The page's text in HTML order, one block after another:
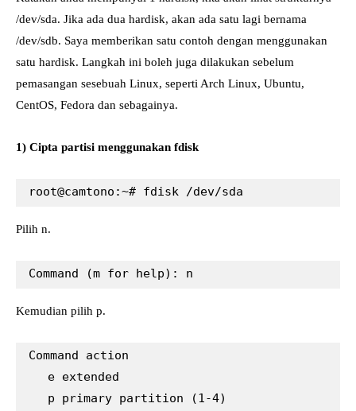
/dev/sda. Jika ada dua hardisk, akan ada satu lagi bernama
/dev/sdb. Saya memberikan satu contoh dengan menggunakan
satu hardisk. Langkah ini boleh juga dilakukan sebelum
pemasangan sesebuah Linux, seperti Arch Linux, Ubuntu,
CentOS, Fedora dan sebagainya.
1) Cipta partisi menggunakan fdisk
Pilih n.
Command (m for help): n
Kemudian pilih p.
e extended
p primary partition (1-4)